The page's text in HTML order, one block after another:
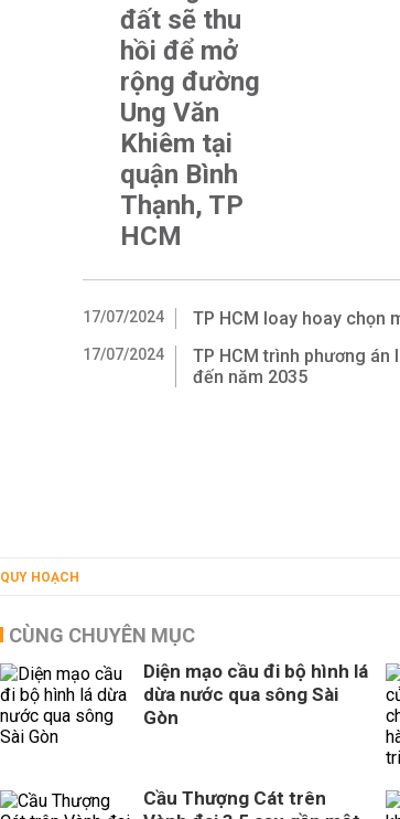
đất sẽ thu
hồi để mở
rộng đường
Ung Văn
Khiêm tại
quận Bình
Thạnh, TP
HCM
17/07/2024 TP HCM loay hoay chọn
17/07/2024
TP HCM trình phương án
đến năm 2035
QUY HOẠCH
CÙNG CHUYÊN MỤC
Diện mạo cầu đi bộ hình lá
dừa nước qua sông Sài
Gòn
Cầu Thượng Cát trên